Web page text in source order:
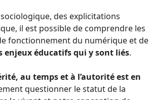
des explicitations
il est possible de comprendre les
fonctionnement du numérique et de
enjeux éducatifs qui y sont liés.
au temps et à l’autorité est en
questionner le statut de la